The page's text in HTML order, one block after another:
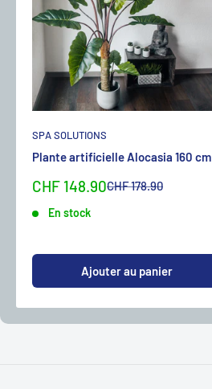
SPA SOLUTIONS
Plante artificielle Alocasia 160 cm
Sonderpreis
CHF 148.90Normalpreis
CHF 178.90
En stock
Ajouter au panier